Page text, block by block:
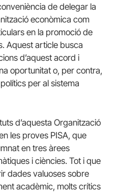
de delegar la
econòmica com
en la promoció de
Aquest article busca
d’aquest acord i
oportunitat o, per contra,
per al sistema
d’aquesta Organització
les proves PISA, que
en tres àrees
i ciències. Tot i que
dades valuoses sobre
acadèmic, molts crítics